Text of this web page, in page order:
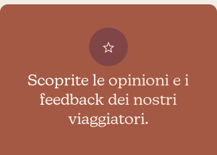
Scoprite le opinioni e i
feedback dei nostri
viaggiatori.